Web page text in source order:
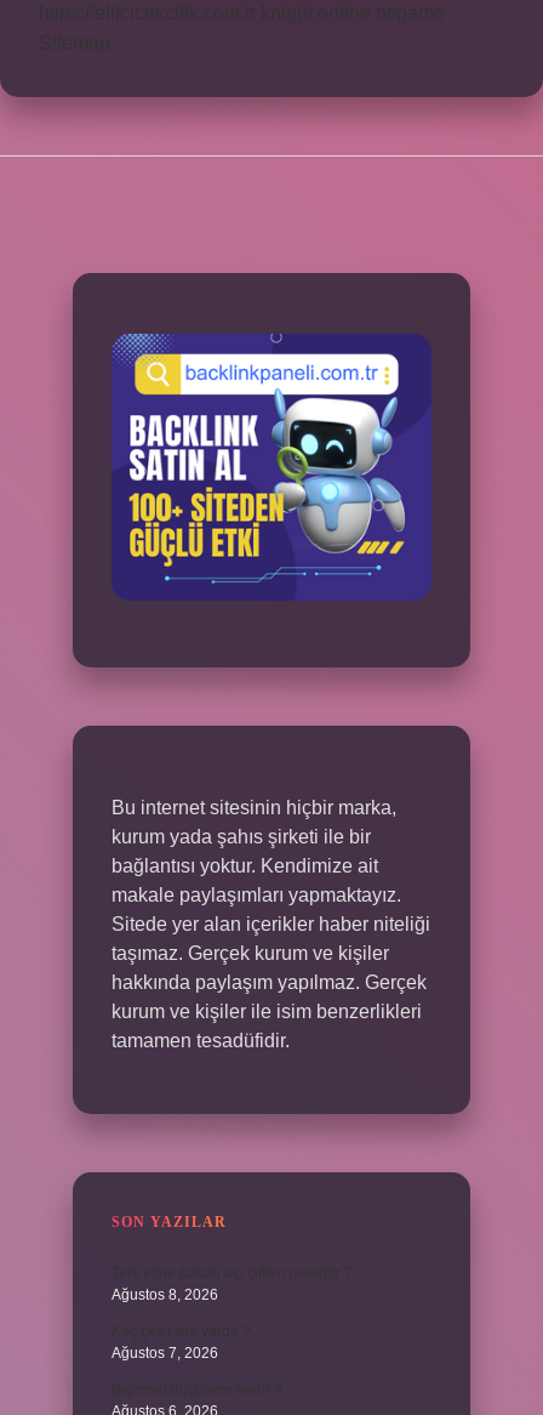
Bu internet sitesinin hiçbir marka,
kurum yada şahıs şirketi ile bir
bağlantısı yoktur. Kendimize ait
makale paylaşımları yapmaktayız.
Sitede yer alan içerikler haber niteliği
taşımaz. Gerçek kurum ve kişiler
hakkında paylaşım yapılmaz. Gerçek
kurum ve kişiler ile isim benzerlikleri
tamamen tesadüfidir.
SON YAZILAR
Ağustos 8, 2026
Ağustos 7, 2026
Ağustos 6, 2026